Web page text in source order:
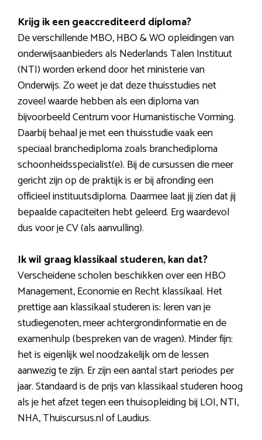
Krijg ik een geaccrediteerd diploma?
De verschillende MBO, HBO & WO opleidingen van
onderwijsaanbieders als Nederlands Talen Instituut
(NTI) worden erkend door het ministerie van
Onderwijs. Zo weet je dat deze thuisstudies net
zoveel waarde hebben als een diploma van
bijvoorbeeld Centrum voor Humanistische Vorming.
Daarbij behaal je met een thuisstudie vaak een
speciaal branchediploma zoals branchediploma
schoonheidsspecialist(e). Bij de cursussen die meer
gericht zijn op de praktijk is er bij afronding een
officieel instituutsdiploma. Daarmee laat jij zien dat jij
bepaalde capaciteiten hebt geleerd. Erg waardevol
dus voor je CV (als aanvulling).
Ik wil graag klassikaal studeren, kan dat?
Verscheidene scholen beschikken over een HBO
Management, Economie en Recht klassikaal. Het
prettige aan klassikaal studeren is: leren van je
studiegenoten, meer achtergrondinformatie en de
examenhulp (bespreken van de vragen). Minder fijn:
het is eigenlijk wel noodzakelijk om de lessen
aanwezig te zijn. Er zijn een aantal start periodes per
jaar. Standaard is de prijs van klassikaal studeren hoog
als je het afzet tegen een thuisopleiding bij LOI, NTI,
NHA, Thuiscursus.nl of Laudius.